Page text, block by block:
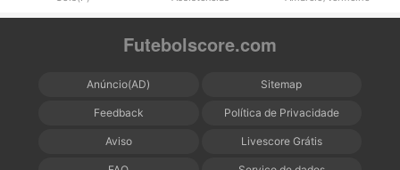
Futebolscore.com
Anúncio(AD) Sitemap
Feedback Política de Privacidade
Aviso Livescore Grátis